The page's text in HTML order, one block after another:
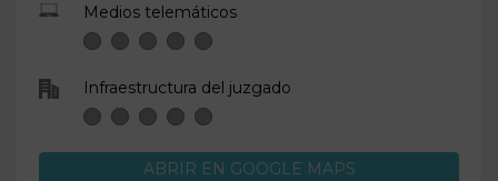
Medios telemáticos
Infraestructura del juzgado
ABRIR EN GOOGLE MAPS